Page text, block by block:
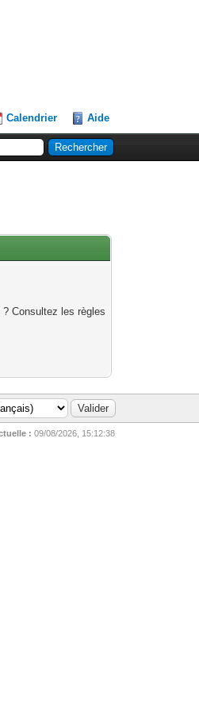
Calendrier Aide
? Consultez les règles
: 09/08/2026, 15:12:38